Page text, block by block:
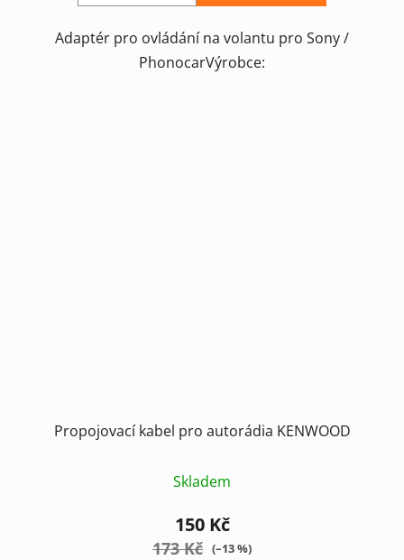
Adaptér pro ovládání na volantu pro Sony /
PhonocarVýrobce:
Propojovací kabel pro autorádia KENWOOD
Skladem
150 Kč
173 Kč (–13 %)